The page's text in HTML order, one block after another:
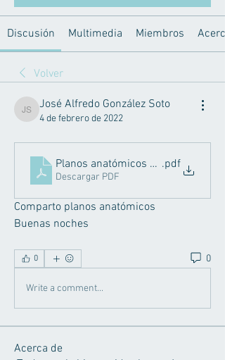
Discusión Multimedia Miembros
Volver
José Alfredo González Soto
José Alfredo González Soto
4 de febrero de 2022
Planos anatómicos JAGS
.pdf
Descargar PDF
Comparto planos anatómicos
Buenas noches
0 0
Write a comment...
Acerca de